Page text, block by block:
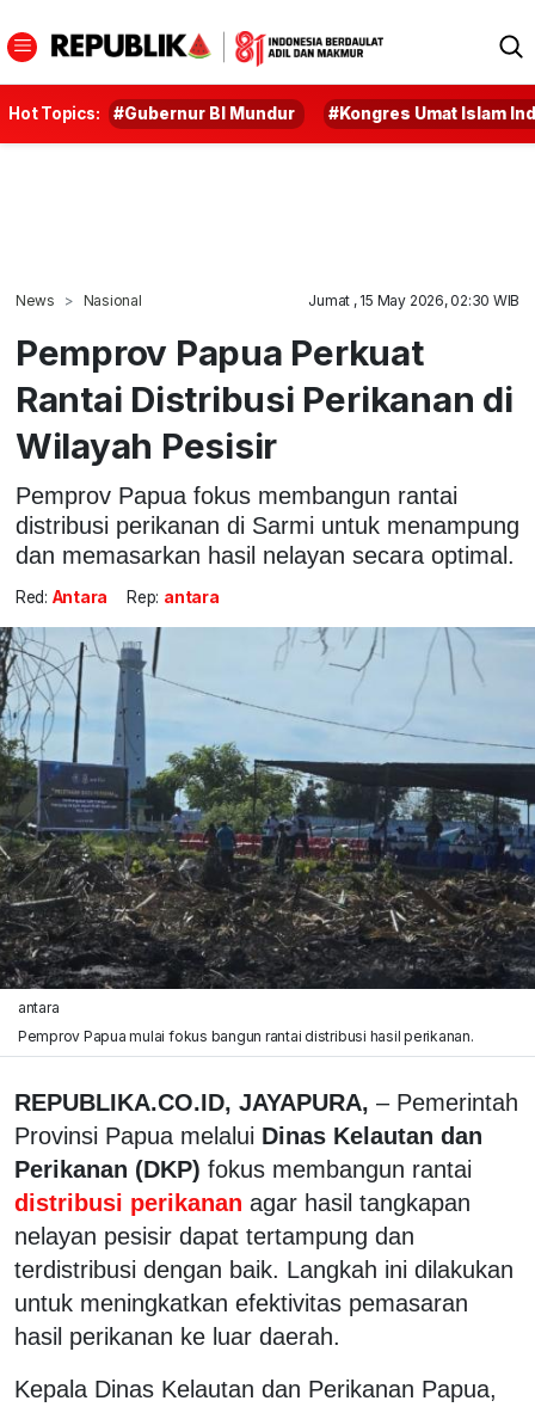
Hot Topics: #Gubernur BI Mundur #Kongres Umat Islam
News Nasional Jumat , 15 May 2026, 02:30 WIB
Pemprov Papua Perkuat
Rantai Distribusi Perikanan di
Wilayah Pesisir
Pemprov Papua fokus membangun rantai
distribusi perikanan di Sarmi untuk menampung
dan memasarkan hasil nelayan secara optimal.
Red: Antara Rep: antara
antara
Pemprov Papua mulai fokus bangun rantai distribusi hasil perikanan.
REPUBLIKA.CO.ID, JAYAPURA, – Pemerintah
Provinsi Papua melalui Dinas Kelautan dan
Perikanan (DKP) fokus membangun rantai
distribusi perikanan agar hasil tangkapan
nelayan pesisir dapat tertampung dan
terdistribusi dengan baik. Langkah ini dilakukan
untuk meningkatkan efektivitas pemasaran
hasil perikanan ke luar daerah.
Kepala Dinas Kelautan dan Perikanan Papua,